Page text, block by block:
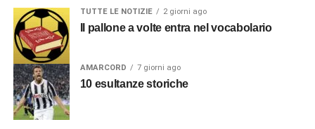
TUTTE LE NOTIZIE 2 giorni ago
Il pallone a volte entra nel vocabolario
AMARCORD 7 giorni ago
10 esultanze storiche